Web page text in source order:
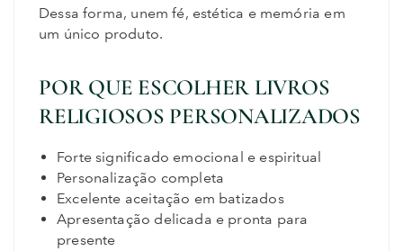
Dessa forma, unem fé, estética e memória em
um único produto.
POR QUE ESCOLHER LIVROS
RELIGIOSOS PERSONALIZADOS
Forte significado emocional e espiritual
Personalização completa
Excelente aceitação em batizados
Apresentação delicada e pronta para
presente